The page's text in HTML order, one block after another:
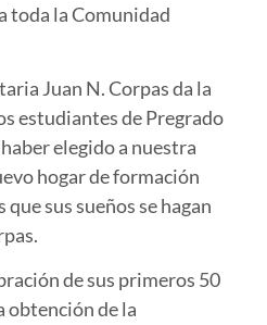
toda la Comunidad
Juan N. Corpas da la
estudiantes de Pregrado
elegido a nuestra
hogar de formación
sus sueños se hagan
de sus primeros 50
obtención de la